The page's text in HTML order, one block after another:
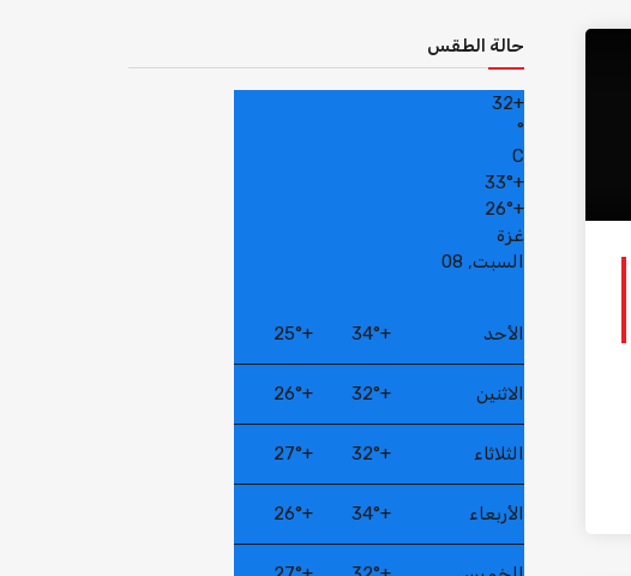
حالة الطقس
+
32
°
C
+
33°
+
26°
غزة
السبت, 08
الأحد +
34°
+
25°
الاثنين +
32°
+
26°
الثلاثاء +
32°
+
27°
الأربعاء +
34°
+
26°